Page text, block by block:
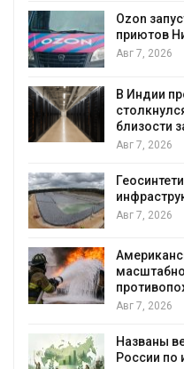
Ozon
приютов
Авг 7, 2026
В Индии
близости
Авг 7, 2026
Авг 7, 2026
Авг 7, 2026
Названы
России по